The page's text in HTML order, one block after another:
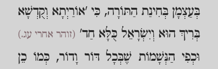
בְּעַצְמָן בְּחִינַת הַתּוֹרָה, כִּי 'אוֹרַיְתָא וְקֻדְשָׁא
בְּרִיךְ הוּא וְיִשְׂרָאֵל כֻּלָּא חַד' (זוהר אחרי עג.)
וּכְפִי הַנְּשָׁמוֹת שֶׁבְּכָל דּוֹר וָדוֹר, כְּמוֹ כֵן